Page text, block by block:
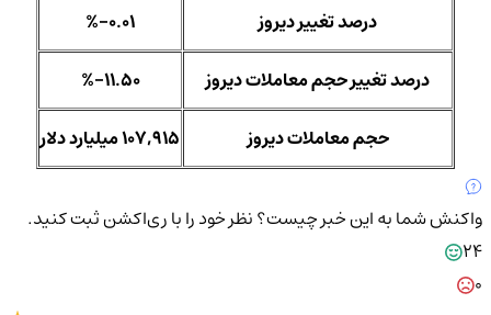
درصد تغییر دیروز
%-0.01
درصد تغییر حجم معاملات دیروز
%-11.50
حجم معاملات دیروز
107,915 میلیارد دلار
واکنش شما به این خبر چیست؟نظر خود را با ری‌اکشن ثبت کنید.
24